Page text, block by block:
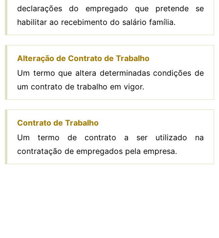
declarações do empregado que pretende se
habilitar ao recebimento do salário família.
Alteração de Contrato de Trabalho
Um termo que altera determinadas condições de
um contrato de trabalho em vigor.
Contrato de Trabalho
Um termo de contrato a ser utilizado na
contratação de empregados pela empresa.